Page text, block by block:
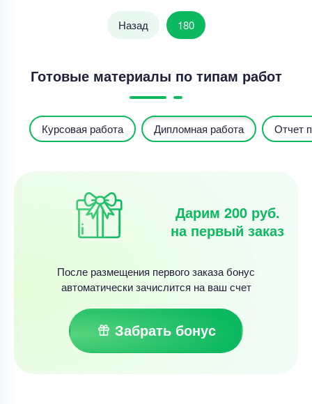
Назад 180
Готовые материалы по типам работ
Курсовая работа Дипломная работа Отчет
Дарим 200 руб.
на первый заказ
После размещения первого заказа бонус
автоматически зачислится на ваш счет
Забрать бонус